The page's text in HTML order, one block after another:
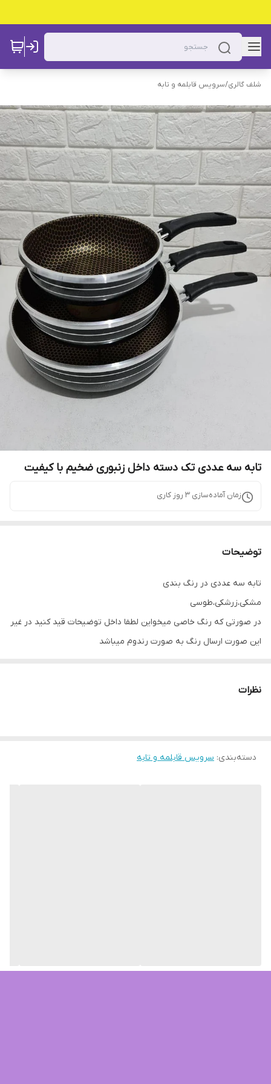
شلف گالری/سرویس قابلمه و تابه
تابه سه عددی تک دسته داخل زنبوری ضخیم با کیفیت
زمان آماده‌سازی 3 روز کاری
توضیحات
تابه سه عددی در رنگ بندی
مشکی،زرشکی،طوسی
در صورتی که رنگ خاصی میخواین لطفا داخل توضیحات قید کنید در غیر
این صورت ارسال رنگ به صورت رندوم میباشد
نظرات
دسته‌بندی: سرویس قابلمه و تابه